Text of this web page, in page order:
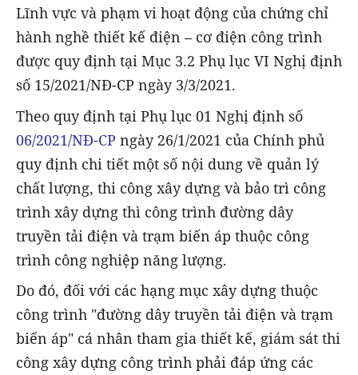
Lĩnh vực và phạm vi hoạt động của chứng chỉ
hành nghề thiết kế điện – cơ điện công trình
được quy định tại Mục 3.2 Phụ lục VI Nghị định
số 15/2021/NĐ-CP ngày 3/3/2021.
Theo quy định tại Phụ lục 01 Nghị định số
06/2021/NĐ-CP ngày 26/1/2021 của Chính phủ
quy định chi tiết một số nội dung về quản lý
chất lượng, thi công xây dựng và bảo trì công
trình xây dựng thì công trình đường dây
truyền tải điện và trạm biến áp thuộc công
trình công nghiệp năng lượng.
Do đó, đối với các hạng mục xây dựng thuộc
công trình "đường dây truyền tải điện và trạm
biến áp" cá nhân tham gia thiết kế, giám sát thi
công xây dựng công trình phải đáp ứng các